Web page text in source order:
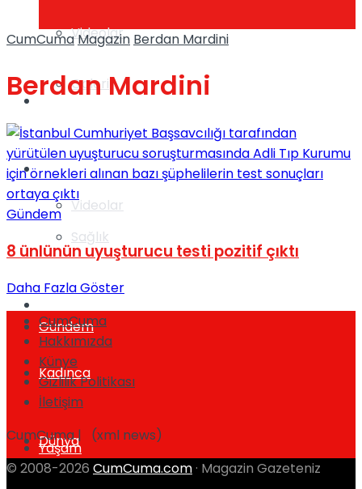
Galeri
Videolar
Gündem
Yaşam
Videolar
Gündem
Yaşam
Sağlık
Kadınca
Dünya
CumCumaMagazin Berdan Mardini
Berdan Mardini
Gündem
8 ünlünün uyuşturucu testi pozitif çıktı
Daha Fazla Göster
CumCuma
Hakkımızda
Künye
Gizlilik Politikası
İletişim
CumCuma | (xml news)
© 2008-2026 CumCuma.com · Magazin Gazeteniz